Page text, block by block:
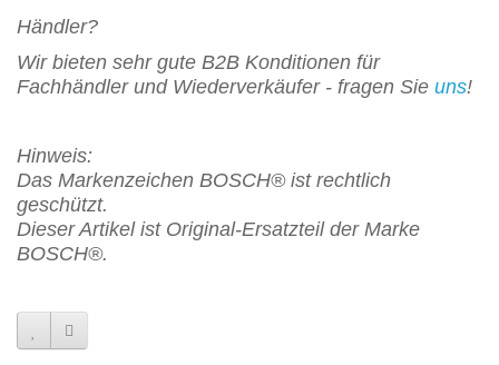
Händler?
Wir bieten sehr gute B2B Konditionen für
Fachhändler und Wiederverkäufer - fragen Sie uns!
Hinweis:
Das Markenzeichen BOSCH® ist rechtlich
geschützt.
Dieser Artikel ist Original-Ersatzteil der Marke
BOSCH®.